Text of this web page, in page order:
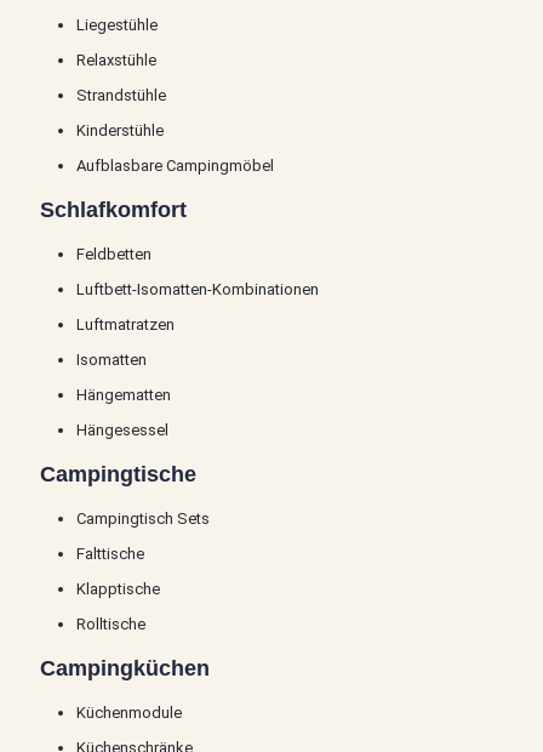
Liegestühle
Relaxstühle
Strandstühle
Kinderstühle
Aufblasbare Campingmöbel
Schlafkomfort
Feldbetten
Luftbett-Isomatten-Kombinationen
Luftmatratzen
Isomatten
Hängematten
Hängesessel
Campingtische
Campingtisch Sets
Falttische
Klapptische
Rolltische
Campingküchen
Küchenmodule
Küchenschränke